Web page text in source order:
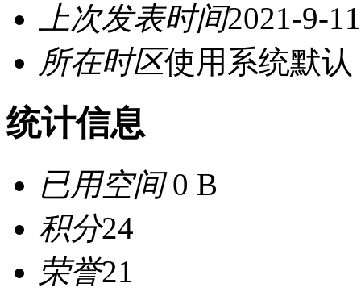
上次发表时间2021-9-
所在时区使用系统默认
统计信息
已用空间0 B
积分24
荣誉21